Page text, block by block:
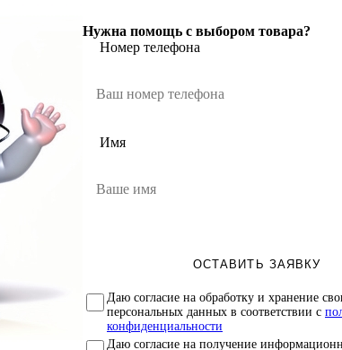
Нужна помощь с выбором товара?
Номер телефона
Имя
ОСТАВИТЬ ЗАЯВКУ
Даю согласие на обработку и хранение
персональных данных в соответствии с
конфиденциальности
Даю согласие на получение